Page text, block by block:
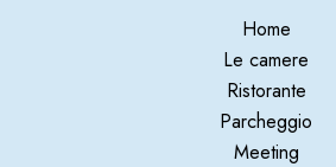
Home
Le camere
Ristorante
Parcheggio
Meeting